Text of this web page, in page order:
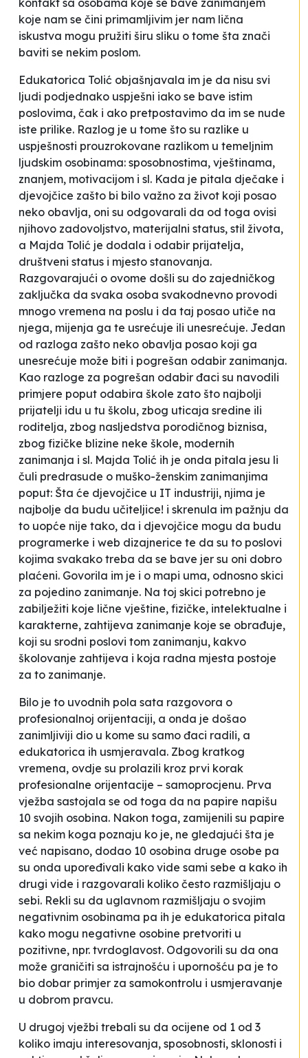
kontakt sa osobama koje se bave zanimanjem
koje nam se čini primamljivim jer nam lična
iskustva mogu pružiti širu sliku o tome šta znači
baviti se nekim poslom.
Edukatorica Tolić objašnjavala im je da nisu svi
ljudi podjednako uspješni iako se bave istim
poslovima, čak i ako pretpostavimo da im se nude
iste prilike. Razlog je u tome što su razlike u
uspješnosti prouzrokovane razlikom u temeljnim
ljudskim osobinama: sposobnostima, vještinama,
znanjem, motivacijom i sl. Kada je pitala dječake i
djevojčice zašto bi bilo važno za život koji posao
neko obavlja, oni su odgovarali da od toga ovisi
njihovo zadovoljstvo, materijalni status, stil života,
a Majda Tolić je dodala i odabir prijatelja,
društveni status i mjesto stanovanja.
Razgovarajući o ovome došli su do zajedničkog
zaključka da svaka osoba svakodnevno provodi
mnogo vremena na poslu i da taj posao utiče na
njega, mijenja ga te usrećuje ili unesrećuje. Jedan
od razloga zašto neko obavlja posao koji ga
unesrećuje može biti i pogrešan odabir zanimanja.
Kao razloge za pogrešan odabir đaci su navodili
primjere poput odabira škole zato što najbolji
prijatelji idu u tu školu, zbog uticaja sredine ili
roditelja, zbog nasljedstva porodičnog biznisa,
zbog fizičke blizine neke škole, modernih
zanimanja i sl. Majda Tolić ih je onda pitala jesu li
čuli predrasude o muško-ženskim zanimanjima
poput: Šta će djevojčice u IT industriji, njima je
najbolje da budu učiteljice! i skrenula im pažnju da
to uopće nije tako, da i djevojčice mogu da budu
programerke i web dizajnerice te da su to poslovi
kojima svakako treba da se bave jer su oni dobro
plaćeni. Govorila im je i o mapi uma, odnosno skici
za pojedino zanimanje. Na toj skici potrebno je
zabilježiti koje lične vještine, fizičke, intelektualne i
karakterne, zahtijeva zanimanje koje se obrađuje,
koji su srodni poslovi tom zanimanju, kakvo
školovanje zahtijeva i koja radna mjesta postoje
za to zanimanje.
Bilo je to uvodnih pola sata razgovora o
profesionalnoj orijentaciji, a onda je došao
zanimljiviji dio u kome su samo đaci radili, a
edukatorica ih usmjeravala. Zbog kratkog
vremena, ovdje su prolazili kroz prvi korak
profesionalne orijentacije – samoprocjenu. Prva
vježba sastojala se od toga da na papire napišu
10 svojih osobina. Nakon toga, zamijenili su papire
sa nekim koga poznaju ko je, ne gledajući šta je
već napisano, dodao 10 osobina druge osobe pa
su onda upoređivali kako vide sami sebe a kako ih
drugi vide i razgovarali koliko često razmišljaju o
sebi. Rekli su da uglavnom razmišljaju o svojim
negativnim osobinama pa ih je edukatorica pitala
kako mogu negativne osobine pretvoriti u
pozitivne, npr. tvrdoglavost. Odgovorili su da ona
može graničiti sa istrajnošću i upornošću pa je to
bio dobar primjer za samokontrolu i usmjeravanje
u dobrom pravcu.
U drugoj vježbi trebali su da ocijene od 1 od 3
koliko imaju interesovanja, sposobnosti, sklonosti i